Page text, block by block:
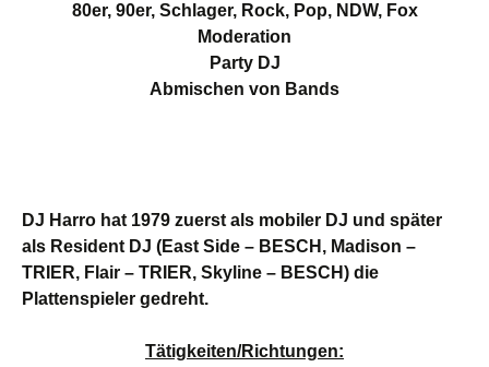
80er, 90er, Schlager, Rock, Pop, NDW, Fox
Moderation
Party DJ
Abmischen von Bands
DJ Harro hat 1979 zuerst als mobiler DJ und später
als Resident DJ (East Side – BESCH, Madison –
TRIER, Flair – TRIER, Skyline – BESCH) die
Plattenspieler gedreht.
Tätigkeiten/Richtungen: